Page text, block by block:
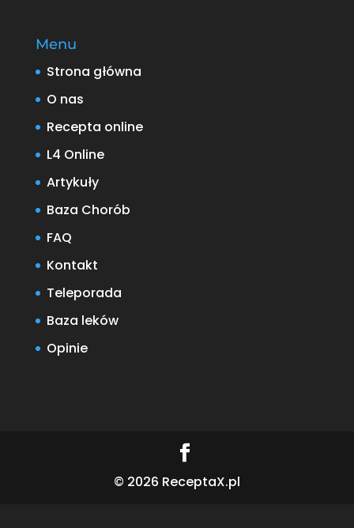
Menu
Strona główna
O nas
Recepta online
L4 Online
Artykuły
Baza Chorób
FAQ
Kontakt
Teleporada
Baza leków
Opinie
© 2026 ReceptaX.pl